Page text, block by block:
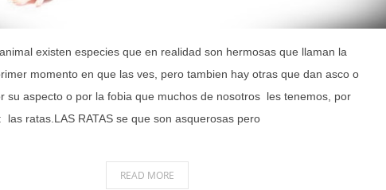
existen especies que en realidad son hermosas que llaman la
momento en que las ves, pero tambien hay otras que dan asco o
su aspecto o por la fobia que muchos de nosotros les tenemos, por
las ratas.LAS RATAS se que son asquerosas pero
READ MORE